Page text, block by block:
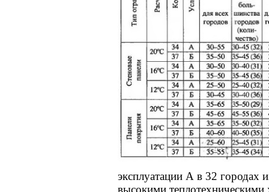
эксплуатации А в 32 городах
высокими теплотехническими